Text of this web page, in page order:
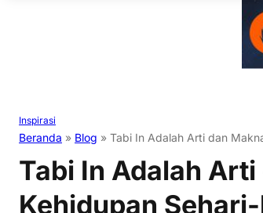
Inspirasi
Beranda » Blog » Tabi In Adalah Arti dan
Tabi In Adalah
Kehidupan